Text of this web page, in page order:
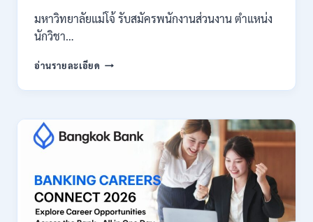
มหาวิทยาลัยแม่โจ้ รับสมัครพนักงานส่วนงาน ตำแหน่ง
นักวิชา…
อ่านรายละเอียด มหาวิทยาลัย
โจ้
เปิด
รับ
สมัคร
ปริญญา
ตรี
ทุก
สาขา